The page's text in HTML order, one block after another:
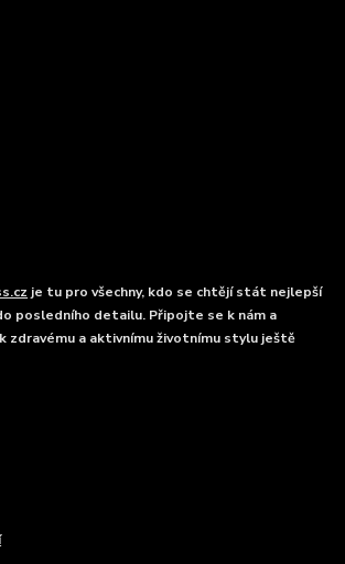
je tu pro všechny, kdo se chtějí stát nejlepší
posledního detailu. Připojte se k nám a
zdravému a aktivnímu životnímu stylu ještě